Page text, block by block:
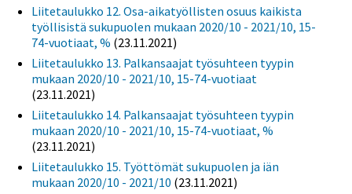
Liitetaulukko 12. Osa-aikatyöllisten osuus kaikista
työllisistä sukupuolen mukaan 2020/10 - 2021/10, 15-
74-vuotiaat, % (23.11.2021)
Liitetaulukko 13. Palkansaajat työsuhteen tyypin
mukaan 2020/10 - 2021/10, 15-74-vuotiaat
(23.11.2021)
Liitetaulukko 14. Palkansaajat työsuhteen tyypin
mukaan 2020/10 - 2021/10, 15-74-vuotiaat, %
(23.11.2021)
Liitetaulukko 15. Työttömät sukupuolen ja iän
mukaan 2020/10 - 2021/10 (23.11.2021)